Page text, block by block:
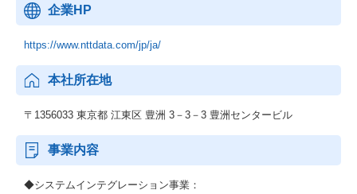
企業HP
https://www.nttdata.com/jp/ja/
本社所在地
〒1356033 東京都 江東区 豊洲 3－3－3 豊洲センタービル
事業内容
◆システムインテグレーション事業：